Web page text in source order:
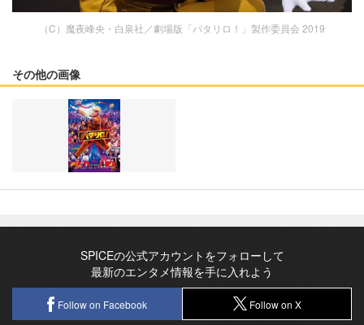
（C）魔夜峰央・白泉社／劇場版「パタリロ！」製作委員会 2019
その他の画像
SPICEの公式アカウントをフォローして
最新のエンタメ情報を手に入れよう
Follow on Facebook Follow on X